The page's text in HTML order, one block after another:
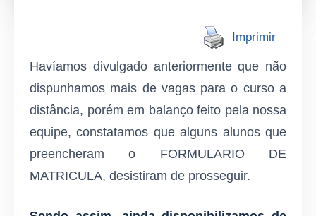
Imprimir
Havíamos divulgado anteriormente que não
dispunhamos mais de vagas para o curso a
distância, porém em balanço feito pela nossa
equipe, constatamos que alguns alunos que
preencheram o FORMULARIO DE
MATRICULA, desistiram de prosseguir.